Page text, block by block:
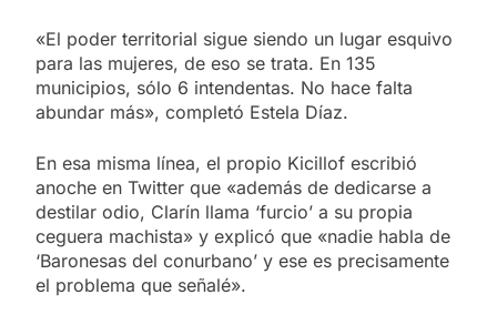
«El poder territorial sigue siendo un lugar esquivo
para las mujeres, de eso se trata. En 135
municipios, sólo 6 intendentas. No hace falta
abundar más», completó Estela Díaz.
En esa misma línea, el propio Kicillof escribió
anoche en Twitter que «además de dedicarse a
destilar odio, Clarín llama ‘furcio’ a su propia
ceguera machista» y explicó que «nadie habla de
‘Baronesas del conurbano’ y ese es precisamente
el problema que señalé».